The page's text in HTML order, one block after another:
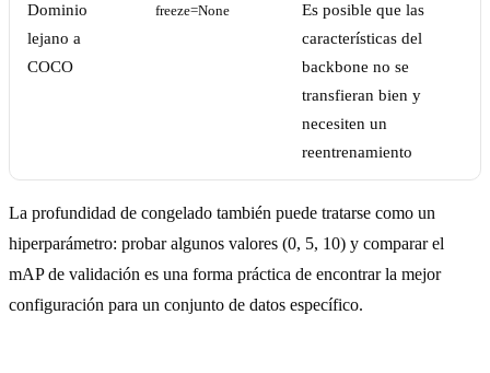
Dominio
lejano a
COCO
freeze=None
Es posible que las
características del
backbone no se
transfieran bien y
necesiten un
reentrenamiento
La profundidad de congelado también puede tratarse como un
hiperparámetro: probar algunos valores (0, 5, 10) y comparar el
mAP de validación es una forma práctica de encontrar la mejor
configuración para un conjunto de datos específico.